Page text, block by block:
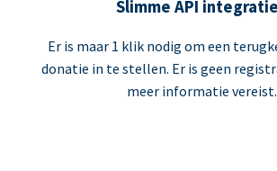
Slimme API
Er is maar 1 klik nodig om een
donatie in te stellen. Er is geen
meer informatie vereist.